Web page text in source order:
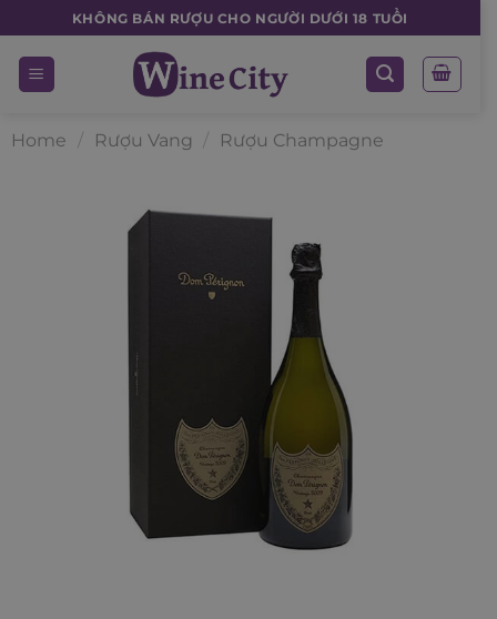
to
content
KHÔNG BÁN RƯỢU CHO NGƯỜI DƯỚI 18 TUỔI
Home / Rượu Vang / Rượu Champagne